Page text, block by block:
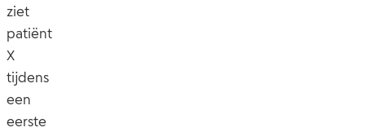
ziet
patiënt
X
tijdens
een
eerste